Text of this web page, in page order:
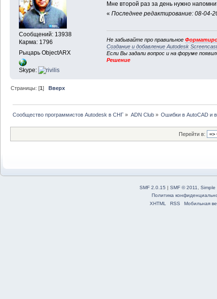
Сообщений: 13938
Карма: 1796
Рыцарь ObjectARX
Skype:
Мне второй раз за день нужно
« Последнее редактирование: 08-04-
Не забывайте про правильное
Создание и добавление Autodesk
Если Вы задали вопрос и на форуме
Решение
Страницы: [1]Вверх
Сообщество программистов Autodesk в СНГ » ADN Club» Ошибки в AutoCAD и
Перейти в:
SMF 2.0.15 | SMF © 2011
Simple
Политика
XHTML
RSS Мобильная